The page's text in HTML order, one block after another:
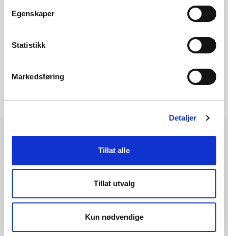
Egenskaper
Statistikk
Markedsføring
Detaljer
Tillat alle
Tillat utvalg
Kun nødvendige
Om strømprisen
Les også